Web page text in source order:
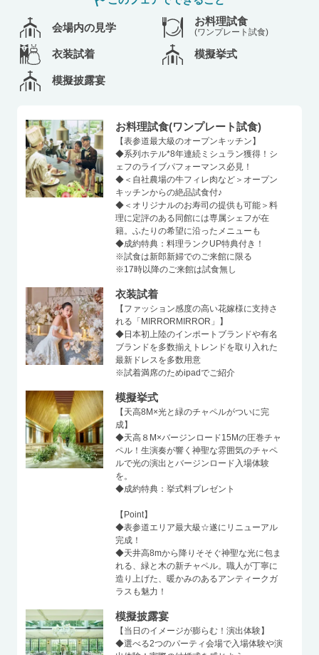
会場内の見学
お料理試食
(ワンプレート試食)
衣装試着 模擬挙式
模擬披露宴
お料理試食(ワンプレート試食)
【表参道最大級のオープンキッチン】
◆系列ホテル*8年連続ミシュラン獲得！シ
ェフのライブパフォーマンス必見！
◆＜自社農場の牛フィレ肉など＞オープン
キッチンからの絶品試食付♪
◆＜オリジナルのお寿司の提供も可能＞料
理に定評のある同館には専属シェフが在
籍。ふたりの希望に沿ったメニューも
◆成約特典：料理ランクUP特典付き！
※試食は新郎新婦でのご来館に限る
※17時以降のご来館は試食無し
衣装試着
【ファッション感度の高い花嫁様に支持さ
れる「MIRRORMIRROR」】
◆日本初上陸のインポートブランドや有名
ブランドを多数揃えトレンドを取り入れた
最新ドレスを多数用意
※試着満席のためipadでご紹介
模擬挙式
【天高8M×光と緑のチャペルがついに完
成】
◆天高８M×バージンロード15Mの圧巻チャ
ペル！生演奏が響く神聖な雰囲気のチャペ
ルで光の演出とバージンロード入場体験
を。
◆成約特典：挙式料プレゼント
【Point】
◆表参道エリア最大級☆遂にリニューアル
完成！
◆天井高8mから降りそそぐ神聖な光に包ま
れる、緑と木の新チャペル。職人が丁寧に
造り上げた、暖かみのあるアンティークガ
ラスも魅力！
模擬披露宴
【当日のイメージが膨らむ！演出体験】
◆選べる2つのパーティ会場で入場体験や演